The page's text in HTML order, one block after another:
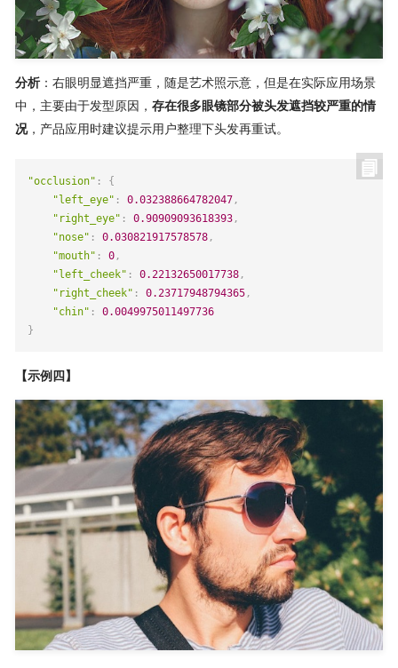
分析：右眼明显遮挡严重，随是艺术照示意，但是在实际应用场景
中，主要由于发型原因， 存在很多眼镜部分被头发遮挡较严重的情
况，产品应用时建议提示用户整理下头发再重试。
"occlusion" :
{
"left_eye" : 0.032388664782047,
"right_eye" : 0.90909093618393,
"nose" : 0.030821917578578,
"mouth" : 0,
"left_cheek" : 0.22132650017738,
"right_cheek" : 0.23717948794365,
"chin" :
0.0049975011497736
}
【示例四】